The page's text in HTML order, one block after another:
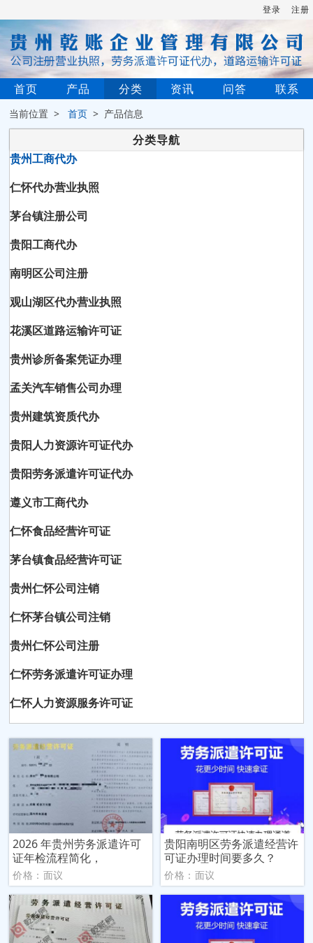
登录 注册
首页 产品 分类 资讯 问答 联系
当前位置 >首页 > 产品信息
分类导航
贵州工商代办
仁怀代办营业执照
茅台镇注册公司
贵阳工商代办
南明区公司注册
观山湖区代办营业执照
花溪区道路运输许可证
贵州诊所备案凭证办理
孟关汽车销售公司办理
贵州建筑资质代办
贵阳人力资源许可证代办
贵阳劳务派遣许可证代办
遵义市工商代办
仁怀食品经营许可证
茅台镇食品经营许可证
贵州仁怀公司注销
仁怀茅台镇公司注销
贵州仁怀公司注册
仁怀劳务派遣许可证办理
仁怀人力资源服务许可证
2026 年贵州劳务派遣许可
证年检流程简化，
价格：面议
贵阳南明区劳务派遣经营许
可证办理时间要多久？
价格：面议